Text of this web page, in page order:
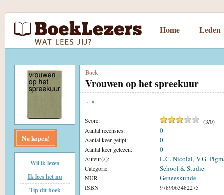
Home Leden
Nu kopen!
Wil ik lezen
Ik lees het nu
Tip dit boek
Boek
Vrouwen op het spreekuur
... «
Score: (3/0)
Aantal recensies:
0
Aantal keer getipt: 0
Aantal keer gelezen: 0
Auteur(s): L.C. Nicolai, V.G.
Categorie: School & Studie
NUR Geneeskunde
ISBN 9789063482275